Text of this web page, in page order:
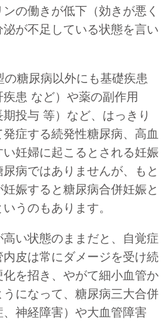
の働きが低下（効きが悪く
が不足している状態を言い
の糖尿病以外にも基礎疾患
疾患 など）や薬の副作用
期投与 等）など、はっきり
症する続発性糖尿病、高血
妊婦に起こるとされる妊娠
病ではありませんが、もと
娠すると糖尿病合併妊娠と
うのもあります。
い状態のままだと、自覚症
皮は常にダメージを受け続
を招き、やがて細小血管か
うになって、糖尿病三大合併
神経障害）や大血管障害